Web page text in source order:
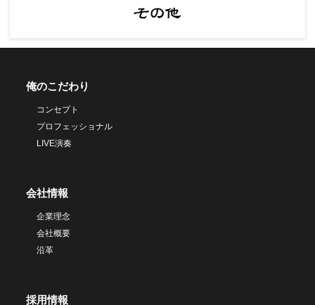
俺のこだわり
コンセプト
プロフェッショナル
LIVE演奏
会社情報
企業理念
会社概要
沿革
採用情報